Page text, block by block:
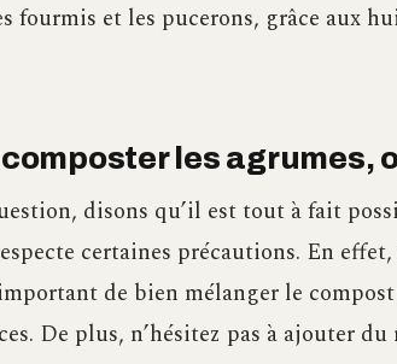
fourmis et les pucerons, grâce aux
les agrumes,
disons qu’il est tout à fait
certaines précautions. En
de bien mélanger le
De plus, n’hésitez pas à ajouter